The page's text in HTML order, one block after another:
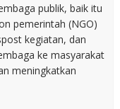
publik, baik itu
pemerintah (NGO)
kegiatan, dan
ke masyarakat
meningkatkan